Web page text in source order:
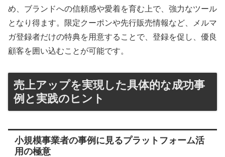
め、ブランドへの信頼感や愛着を育む上で、強力なツール
となり得ます。限定クーポンや先行販売情報など、メルマ
ガ登録者だけの特典を用意することで、登録を促し、優良
顧客を囲い込むことが可能です。
売上アップを実現した具体的な成功事
例と実践のヒント
小規模事業者の事例に見るプラットフォーム活
用の極意